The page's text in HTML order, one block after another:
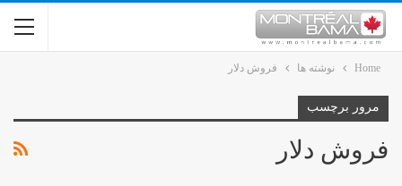
Home نوشته ها فروش دلار
مرور برچسب
فروش دلار